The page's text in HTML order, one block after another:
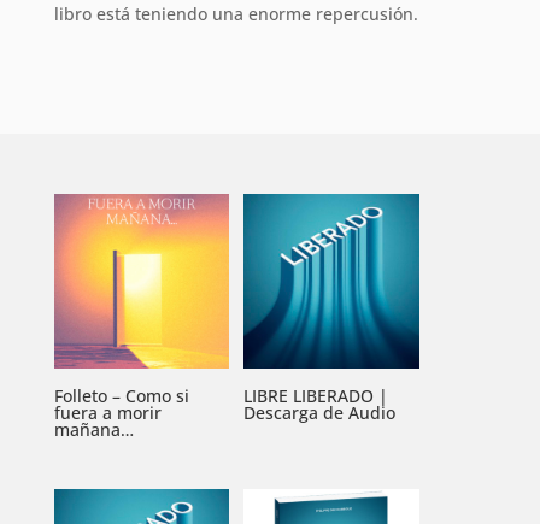
libro está teniendo una enorme repercusión.
Folleto – Como si
fuera a morir
mañana…
LIBRE LIBERADO |
Descarga de Audio